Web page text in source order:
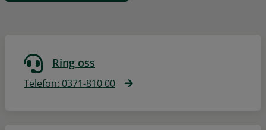
Ring oss
Telefon: 0371-810 00